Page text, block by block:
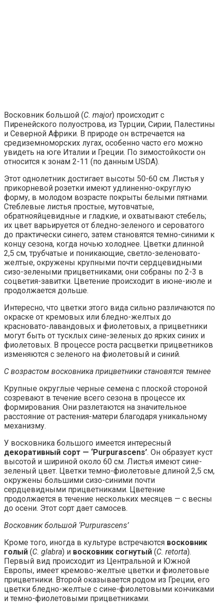
Восковник большой (C. major) происходит с
Пиренейского полуострова, из Турции, Сирии, Палестины
и Северной Африки. В природе он встречается на
средиземноморских лугах, особенно часто его можно
увидеть на юге Италии и Греции. По зимостойкости он
относится к зонам 2-11 (по данным USDA).
Этот однолетник достигает высоты 50-60 см. Листья у
прикорневой розетки имеют удлиненно-округлую
форму, в молодом возрасте покрыты белыми пятнами.
Стеблевые листья простые, мутовчатые,
обратнояйцевидные и гладкие, и охватывают стебель;
их цвет варьируется от бледно-зеленого и сероватого
до практически синего, затем становятся темно-синими к
концу сезона, когда ночью холоднее. Цветки длинной
2,5 см, трубчатые и поникающие, светло-зеленовато-
желтые, окружены крупными почти сердцевидными
сизо-зелеными прицветниками; они собраны по 2-3 в
соцветия-завитки. Цветение происходит в июне-июле и
продолжается дольше.
Интересно, что цветки этого вида сильно различаются по
окраске от кремовых или бледно-желтых до
красновато-лавандовых и фиолетовых, а прицветники
могут быть от тусклых сине-зеленых до ярких синих и
фиолетовых. В процессе роста расцветки прицветников
изменяются с зеленого на фиолетовый и синий.
С возрастом восковника прицветники становятся темнее
Крупные округлые черные семена с плоской стороной
созревают в течение всего сезона в процессе их
формирования. Они разлетаются на значительное
расстояние от растения-матери благодаря уникальному
механизму.
У восковника большого имеется интересный
декоративный сорт — ‘Purpurascens’. Он образует куст
высотой и шириной около 60 см. Листья имеют сине-
зеленый цвет. Цветки темно-фиолетовые длиной 2,5 см,
окружены большими сизо-синими почти
сердцевидными прицветниками. Цветение
продолжается в течение нескольких месяцев — с весны
до осени. Этот сорт дает самосев.
Восковник большой ‘Purpurascens’
Кроме того, иногда в культуре встречаются восковник
голый (C. glabra) и восковник согнутый (C. retorta).
Первый вид происходит из Центральной и Южной
Европы, имеет кремово-желтые цветки и фиолетовые
прицветники. Второй оказывается родом из Греции, его
цветки бледно-желтые с сине-фиолетовыми кончиками
и темно-фиолетовыми прицветниками.